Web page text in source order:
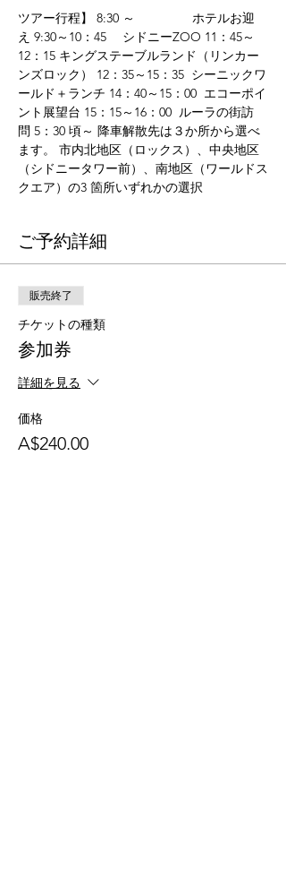
ツアー行程】 8:30 ～　　　　  ホテルお迎
え 9:30～10：45 　シドニーZOO 11：45～
12：15 キングステーブルランド（リンカー
ンズロック） 12：35～15：35  シーニックワ
ールド＋ランチ 14：40～15：00  エコーポイ
ント展望台 15：15～16：00  ルーラの街訪
問 5：30 頃～ 降車解散先は３か所から選べ
ます。 市内北地区（ロックス）、中央地区
（シドニータワー前）、南地区（ワールドス
クエア）の3 箇所いずれかの選択
ご予約詳細
販売終了
チケットの種類
参加券
詳細を見る
価格
A$240.00